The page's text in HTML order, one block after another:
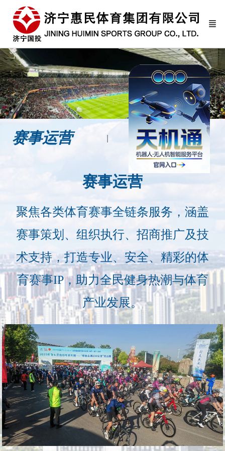
赛事运营 场馆运营
赛事运营
聚焦各类体育赛事全链条服务，涵盖
赛事策划、组织执行、招商推广及技
术支持，打造专业、安全、精彩的体
育赛事IP，助力全民健身热潮与体育
产业发展。